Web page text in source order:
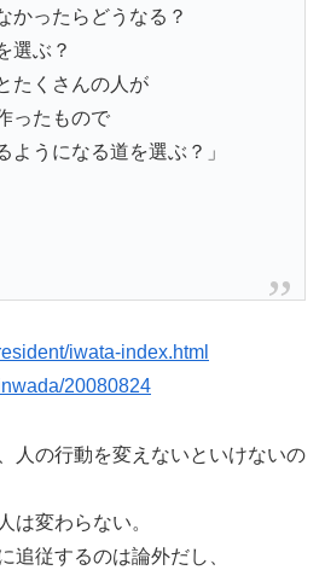
ったらどうなる？
選ぶ？
たくさんの人が
ったもので
うになる道を選ぶ？」
iwata-index.html
20080824
人の行動を変えないといけないの
は変わらない。
追従するのは論外だし、